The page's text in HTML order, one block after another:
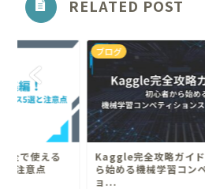
RELATED POST
全で使える
と注意点
ブログ
Kaggle完全攻略ガイ
ら始める機械学習コン
ョ...